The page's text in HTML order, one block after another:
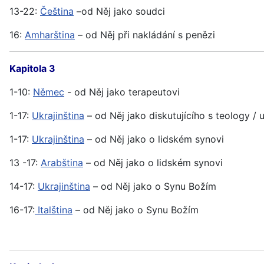
13-22: Čeština –od Něj jako soudci
16: Amharština – od Něj při nakládání s penězi
Kapitola 3
1-10: Němec - od Něj jako terapeutovi
1-17: Ukrajinština – od Něj jako diskutujícího s teology /
1-17: Ukrajinština – od Něj jako o lidském synovi
13 -17: Arabština – od Něj jako o lidském synovi
14-17: Ukrajinština – od Něj jako o Synu Božím
16-17: Italština – od Něj jako o Synu Božím